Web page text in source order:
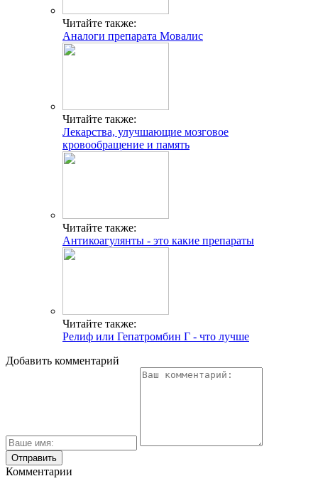
Читайте также:
Аналоги препарата Мовалис
Читайте также:
Лекарства, улучшающие мозговое
кровообращение и память
Читайте также:
Антикоагулянты - это какие препараты
Читайте также:
Релиф или Гепатромбин Г - что лучше
Добавить комментарий
Комментарии